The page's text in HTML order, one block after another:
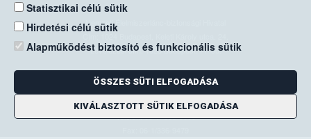
Statisztikai célú sütik
Hirdetési célú sütik
Alapműködést biztosító és funkcionális sütik
ÖSSZES SÜTI ELFOGADÁSA
KIVÁLASZTOTT SÜTIK ELFOGADÁSA
Nemzeti Élelmiszerlánc-biztonsági Hivatal
Levelezési cím: 1525 Budapest. Pf. 30.
E-mail:ugyfelszolgalat@nebih.gov.hu
Zöld szám: 06-80/263-244
Telefon: 06-1/ 336-9000